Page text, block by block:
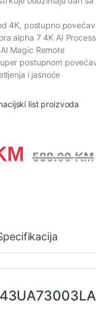
4K, postupno
alpha 7 4K AI
Magic Remote
postupnom
i jasnoće
list proizvoda
588.00KM
43UA73003LA